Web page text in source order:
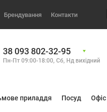
Брендування Контакти
38 093 802-32-95
Пн-Пт 09:00-18:00, Сб, Нд вихiдний
приладдя Посуд Офіс